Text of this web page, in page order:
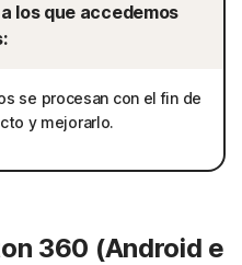
los que accedemos
se procesan con el fin de
y mejorarlo.
360 (Android e